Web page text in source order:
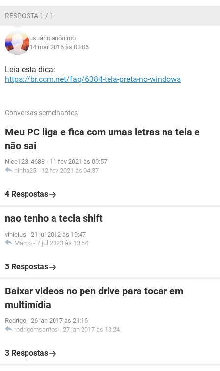
RESPOSTA 1 / 1
usuário anônimo
14 mar 2016 às 03:06
Leia esta dica:
https://br.ccm.net/faq/6384-tela-preta-no-windows
Conversas semelhantes
Meu PC liga e fica com umas letras na tela e
não sai
Nice123_4688 - 11 fev 2021 às 00:57
ninha25 - 12 fev 2021 às 04:37
4 Respostas
nao tenho a tecla shift
vinicius - 21 jul 2012 às 19:47
Marco - 7 jul 2023 às 13:54
3 Respostas
Baixar videos no pen drive para tocar em
multimídia
Rodrigo - 26 jan 2017 às 21:16
rodrigomsantos - 27 jan 2017 às 13:24
3 Respostas